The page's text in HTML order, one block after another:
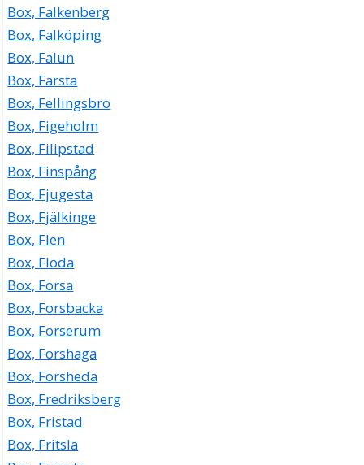
Box, Falkenberg
Box, Falköping
Box, Falun
Box, Farsta
Box, Fellingsbro
Box, Figeholm
Box, Filipstad
Box, Finspång
Box, Fjugesta
Box, Fjälkinge
Box, Flen
Box, Floda
Box, Forsa
Box, Forsbacka
Box, Forserum
Box, Forshaga
Box, Forsheda
Box, Fredriksberg
Box, Fristad
Box, Fritsla